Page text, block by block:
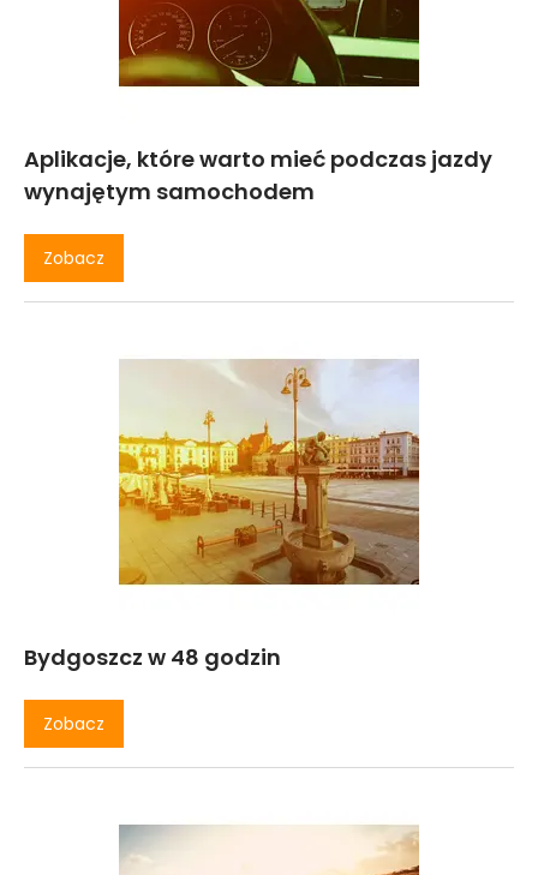
Aplikacje, które warto mieć podczas jazdy
wynajętym samochodem
Zobacz
Bydgoszcz w 48 godzin
Zobacz